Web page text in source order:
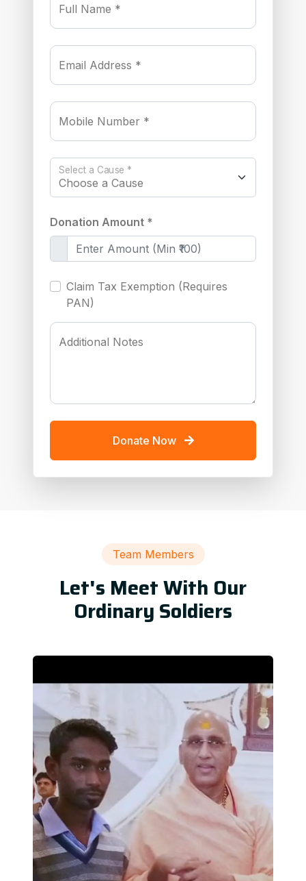
Full Name *
Email Address *
Mobile Number *
Select a Cause *
Donation Amount *
Claim Tax Exemption (Requires
PAN)
Additional Notes
Donate Now
Team Members
Let's Meet With Our
Ordinary Soldiers